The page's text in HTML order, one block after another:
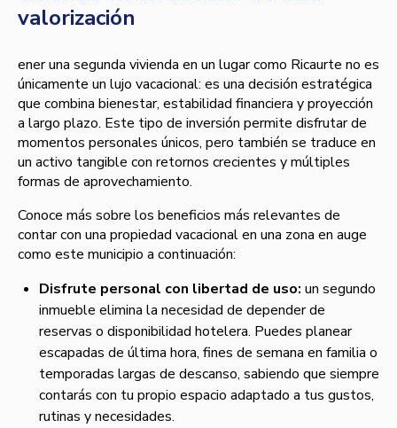
valorización
ener una segunda vivienda en un lugar como Ricaurte no es
únicamente un lujo vacacional: es una decisión estratégica
que combina bienestar, estabilidad financiera y proyección
a largo plazo. Este tipo de inversión permite disfrutar de
momentos personales únicos, pero también se traduce en
un activo tangible con retornos crecientes y múltiples
formas de aprovechamiento.
Conoce más sobre los beneficios más relevantes de
contar con una propiedad vacacional en una zona en auge
como este municipio a continuación:
Disfrute personal con libertad de uso: un segundo
inmueble elimina la necesidad de depender de
reservas o disponibilidad hotelera. Puedes planear
escapadas de última hora, fines de semana en familia o
temporadas largas de descanso, sabiendo que siempre
contarás con tu propio espacio adaptado a tus gustos,
rutinas y necesidades.